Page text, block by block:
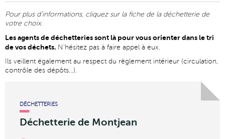
Pour plus d'informations, cliquez sur la fiche de la déchetterie de
votre choix.
Les agents de déchetteries sont là pour vous orienter dans le tri
de vos déchets. N'hésitez pas à faire appel à eux.
Ils veillent également au respect du règlement intérieur (circulation,
contrôle des dépôts…).
DÉCHETTERIES
Déchetterie de Montjean